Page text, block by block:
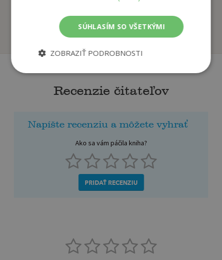
Na sklade
Recenzie čitateľov
Napíšte recenziu a môžete vyhrať
Ako sa vám páčila kniha?
PRIDAŤ RECENZIU
SÚHLASÍM SO VŠETKÝMI
ZOBRAZIŤ PODROBNOSTI